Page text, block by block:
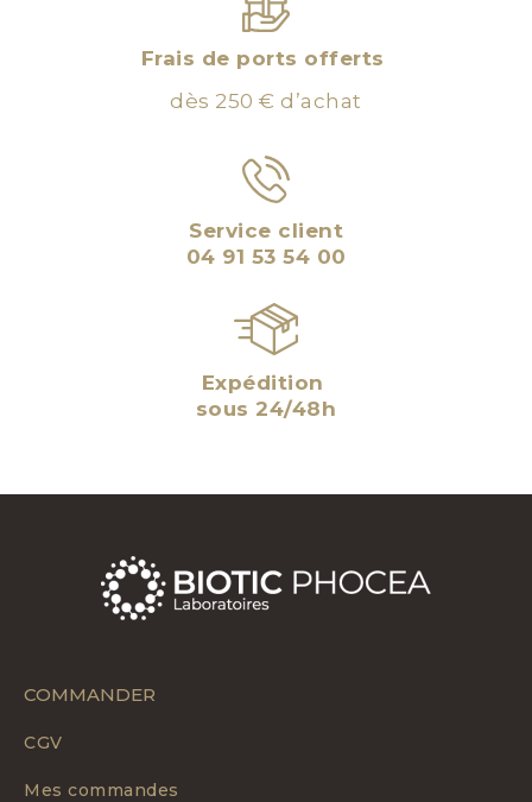
Frais de ports offerts
dès 250 € d’achat
Service client
04 91 53 54 00
Expédition
sous 24/48h
COMMANDER
CGV
Mes commandes